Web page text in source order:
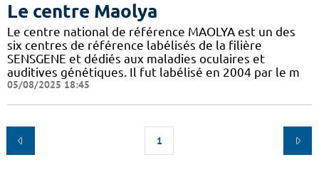
Le centre Maolya
Le centre national de référence MAOLYA est un des
six centres de référence labélisés de la filière
SENSGENE et dédiés aux maladies oculaires et
auditives génétiques. Il fut labélisé en 2004 par le m
05/08/2025 18:45
1